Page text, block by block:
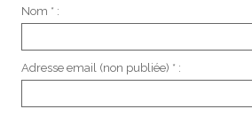
Nom * :
Adresse email (non publiée) * :